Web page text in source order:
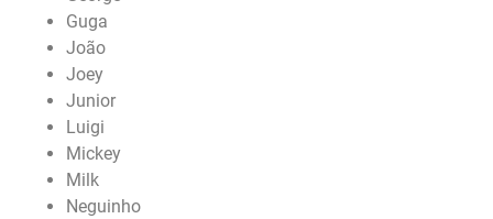
Guga
João
Joey
Junior
Luigi
Mickey
Milk
Neguinho